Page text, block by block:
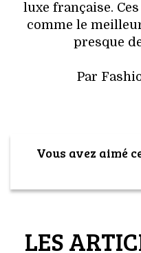
luxe française.
comme le
presque
Par
Vous avez aimé
LES